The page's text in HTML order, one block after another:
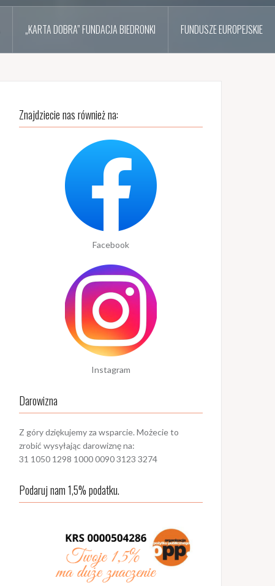
„KARTA DOBRA” FUNDACJA BIEDRONKI FUNDUSZE EUROPEJSKIE
Znajdziecie nas również na:
Facebook
Instagram
Darowizna
Z góry dziękujemy za wsparcie. Możecie to
zrobić wysyłając darowiznę na:
31 1050 1298 1000 0090 3123 3274
Podaruj nam 1,5% podatku.